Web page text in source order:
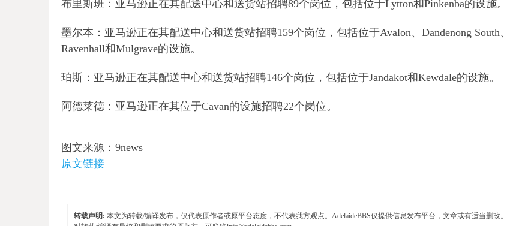
布里斯班：亚马逊正在其配送中心和送货站招聘89个岗位，包括位于Lytton和Pinkenba的设施。
墨尔本：亚马逊正在其配送中心和送货站招聘159个岗位，包括位于Avalon、Dandenong South、
Ravenhall和Mulgrave的设施。
珀斯：亚马逊正在其配送中心和送货站招聘146个岗位，包括位于Jandakot和Kewdale的设施。
阿德莱德：亚马逊正在其位于Cavan的设施招聘22个岗位。
图文来源：9news
原文链接
转载声明: 本文为转载/编译发布，仅代表原作者或原平台态度，不代表我方观点。AdelaideBBS仅提供信息发布平台，文章或有适当删改。